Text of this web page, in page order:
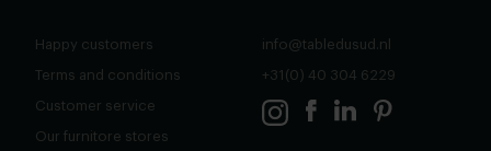
Happy customers
Terms and conditions
Customer service
Our furnitore stores
info@tabledusud.nl
+31(0) 40 304 6229